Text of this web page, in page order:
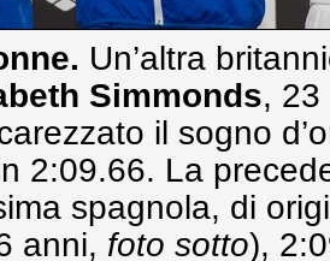
Un’altra
Simmonds, 23
il sogno
2:09.66. La
spagnola, di
anni, foto sotto),